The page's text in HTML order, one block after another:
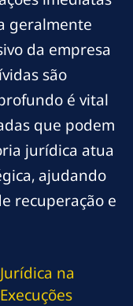
geralmente
da empresa
são
é vital
que podem
jurídica atua
ajudando
recuperação e
na